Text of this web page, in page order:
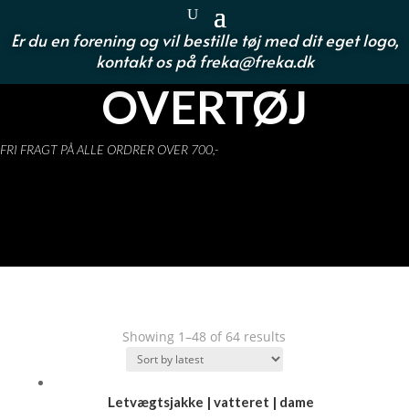
Er du en forening og vil bestille tøj med dit eget logo,
kontakt os på freka@freka.dk
OVERTØJ
FRI FRAGT PÅ ALLE ORDRER OVER 700,-
Showing 1–48 of 64 results
Letvægtsjakke | vatteret | dame